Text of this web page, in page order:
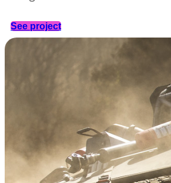
See project